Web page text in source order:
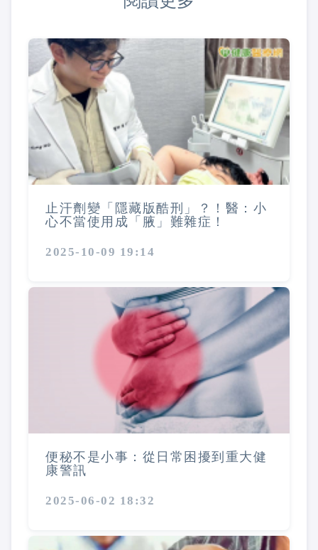
止汗劑變「隱藏版酷刑」？！醫：小
心不當使用成「腋」難雜症！
2025-10-09 19:14
便秘不是小事：從日常困擾到重大健
康警訊
2025-06-02 18:32